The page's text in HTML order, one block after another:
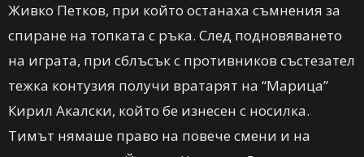
Живко Петков, при който останаха съмнения за
спиране на топката с ръка. След подновяването
на играта, при сблъсък с противников състезател
тежка контузия получи вратарят на “Марица”
Кирил Акалски, който бе изнесен с носилка.
Тимът нямаше право на повече смени и на